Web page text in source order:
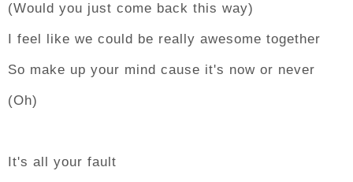
(Would you just come back this way)
I feel like we could be really awesome together
So make up your mind cause it's now or never
(Oh)
It's all your fault